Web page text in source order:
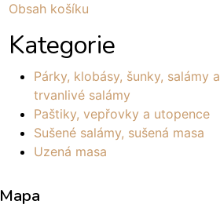
Obsah košíku
Kategorie
Párky, klobásy, šunky, salámy a
trvanlivé salámy
Paštiky, vepřovky a utopence
Sušené salámy, sušená masa
Uzená masa
Mapa